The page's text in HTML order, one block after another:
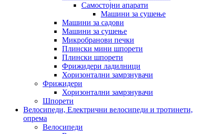
Самостојни апарати
Машини за сушење
Машини за садови
Машини за сушење
Микробранови печки
Плински мини шпорети
Плински шпорети
Фрижидери ладилници
Хоризонтални замрзнувачи
Фрижидери
Хоризонтални замрзнувачи
Шпорети
Велосипеди, Електрични велосипеди и тротинети,
опрема
Велосипеди